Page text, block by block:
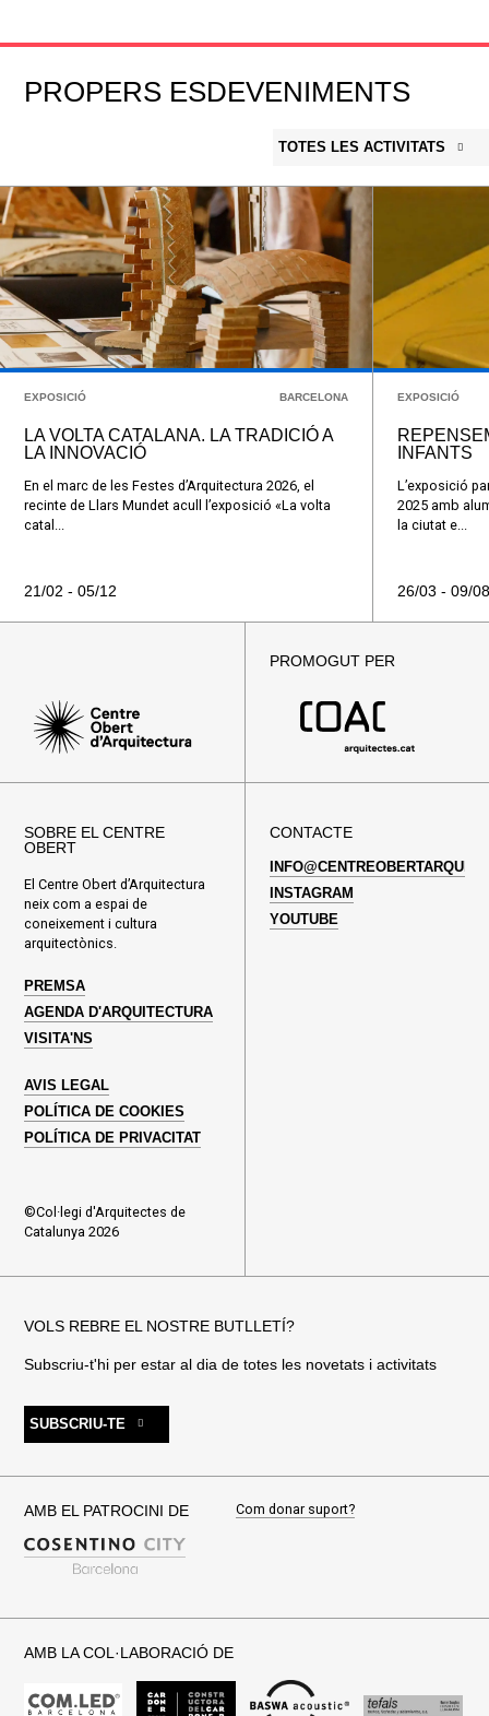
PROPERS ESDEVENIMENTS
TOTES LES ACTIVITATS
EXPOSICIÓ BARCELONA
LA VOLTA CATALANA. LA TRADICIÓ A
LA INNOVACIÓ
En el marc de les Festes d’Arquitectura 2026, el
recinte de Llars Mundet acull l’exposició «La volta
catal...
21/02 - 05/12
EXPOSICIÓ
INFANTS
L’exposició
2025 amb
la ciutat e...
26/03 - 09/08
PROMOGUT PER
SOBRE EL CENTRE
OBERT
El Centre Obert d’Arquitectura
neix com a espai de
coneixement i cultura
arquitectònics.
PREMSA
AGENDA D'ARQUITECTURA
VISITA'NS
AVIS LEGAL
POLÍTICA DE COOKIES
POLÍTICA DE PRIVACITAT
©Col·legi d'Arquitectes de
Catalunya 2026
CONTACTE
INSTAGRAM
YOUTUBE
VOLS REBRE EL NOSTRE BUTLLETÍ?
Subscriu-t'hi per estar al dia de totes les novetats i activitats
SUBSCRIU-TE
AMB EL PATROCINI DE Com donar suport?
AMB LA COL·LABORACIÓ DE